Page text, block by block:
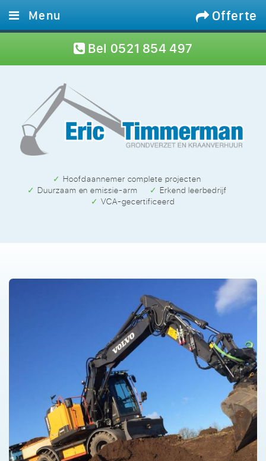
Bel 0521 854 497
Offerte
✓ Hoofdaannemer complete projecten
✓ Duurzaam en emissie-arm
✓ Erkend leerbedrijf
✓ VCA-gecertificeerd
Menu
Diensten
Materieel
Projecten
Werken bij